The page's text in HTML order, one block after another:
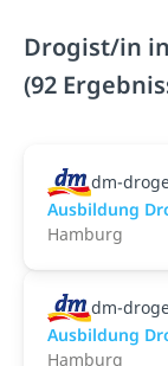
Drogist/in
(92
dm-
Ausbildung
Hamburg
dm-
Ausbildung
Hamburg